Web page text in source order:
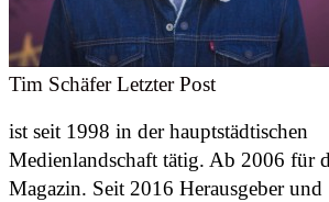
Tim Schäfer Letzter Post
ist seit 1998 in der hauptstädtischen
Medienlandschaft tätig. Ab 2006 für
Magazin. Seit 2016 Herausgeber und